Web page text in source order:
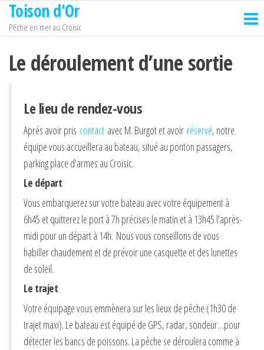
Passer
contenu
Toison d'Or
Pêche en mer au Croisic
Le déroulement d’une sortie
Le lieu de rendez-vous
Aprés avoir pris contact avec M. Burgot et avoir réservé, notre
équipe vous accueillera au bateau, situé au ponton passagers,
parking place d’armes au Croisic.
Le départ
Vous embarquerez sur votre bateau avec votre équipement à
6h45 et quitterez le port à 7h précises le matin et à 13h45 l’après-
midi pour un départ à 14h. Nous vous conseillons de vous
habiller chaudement et de prévoir une casquette et des lunettes
de soleil.
Le trajet
Votre équipage vous emmènera sur les lieux de pêche (1h30 de
trajet maxi). Le bateau est équipé de GPS, radar, sondeur…pour
détecter les bancs de poissons. La pêche se déroulera comme à